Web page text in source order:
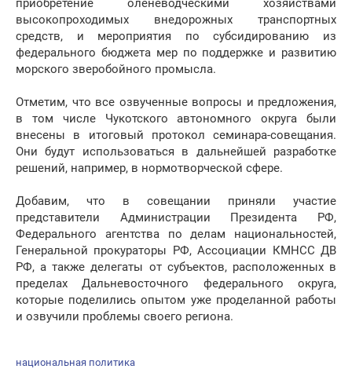
приобретение оленеводческими хозяйствами
высокопроходимых внедорожных транспортных
средств, и мероприятия по субсидированию из
федерального бюджета мер по поддержке и развитию
морского зверобойного промысла.
Отметим, что все озвученные вопросы и предложения,
в том числе Чукотского автономного округа были
внесены в итоговый протокол семинара-совещания.
Они будут использоваться в дальнейшей разработке
решений, например, в нормотворческой сфере.
Добавим, что в совещании приняли участие
представители Администрации Президента РФ,
Федерального агентства по делам национальностей,
Генеральной прокураторы РФ, Ассоциации КМНСС ДВ
РФ, а также делегаты от субъектов, расположенных в
пределах Дальневосточного федерального округа,
которые поделились опытом уже проделанной работы
и озвучили проблемы своего региона.
национальная политика